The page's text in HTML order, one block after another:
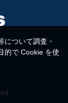
について調査・
的で Cookie を使